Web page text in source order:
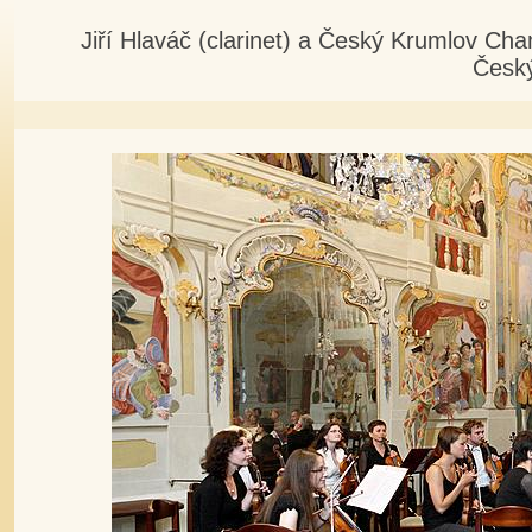
Jiří Hlaváč (clarinet) a Český Krumlov